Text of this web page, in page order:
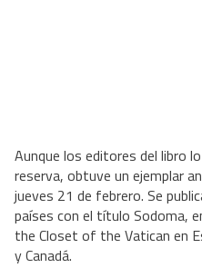
Aunque los editores del libro
reserva, obtuve un ejemplar
jueves 21 de febrero. Se
países con el título Sodoma,
the Closet of the Vatican en
y Canadá.